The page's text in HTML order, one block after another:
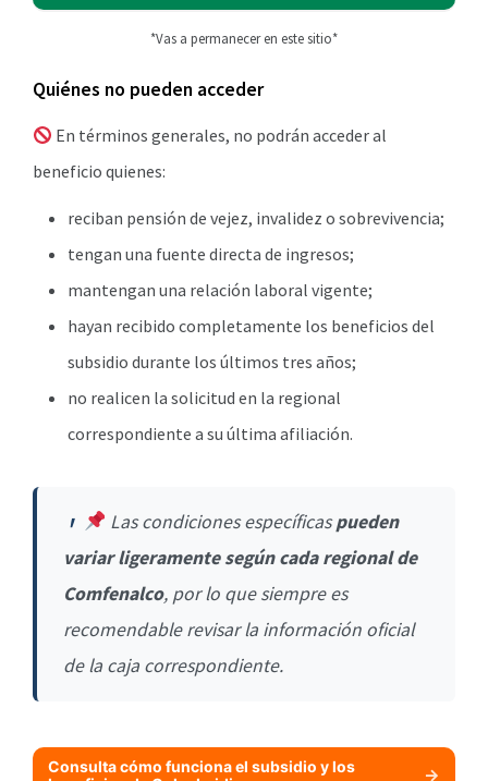
*Vas a permanecer en este sitio*
Quiénes no pueden acceder
En términos generales, no podrán acceder al
beneficio quienes:
reciban pensión de vejez, invalidez o sobrevivencia;
tengan una fuente directa de ingresos;
mantengan una relación laboral vigente;
hayan recibido completamente los beneficios del
subsidio durante los últimos tres años;
no realicen la solicitud en la regional
correspondiente a su última afiliación.
Las condiciones específicaspueden
variar ligeramente según cada regional de
Comfenalco, por lo que siempre es
recomendable revisar la información oficial
de la caja correspondiente.
Consulta cómo funciona el subsidio y los